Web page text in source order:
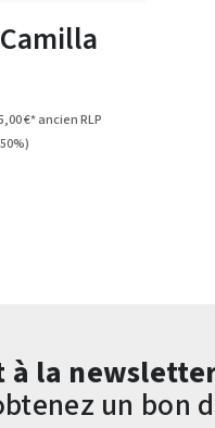
€*ancien RLP
à la
un bon